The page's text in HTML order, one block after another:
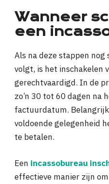
Wanneer
een
Als na deze stappen
volgt, is het inschakelen
gerechtvaardigd. In de
zo’n 30 tot 60 dagen na
factuurdatum.
voldoende gelegenheid
te betalen.
Een incassobureau
effectieve manier zijn